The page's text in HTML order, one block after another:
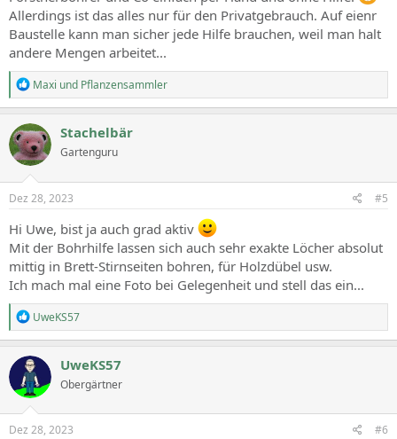
Allerdings ist das alles nur für den Privatgebrauch. Auf eienr
Baustelle kann man sicher jede Hilfe brauchen, weil man halt
andere Mengen arbeitet...
R
e
a
c
t
i
o
n
s
Maxi und Pflanzensammler
Stachelbär
Gartenguru
Dez 28, 2023 #5
Hi Uwe, bist ja auch grad aktiv
Mit der Bohrhilfe lassen sich auch sehr exakte Löcher absolut
mittig in Brett-Stirnseiten bohren, für Holzdübel usw.
Ich mach mal eine Foto bei Gelegenheit und stell das ein...
R
e
a
c
t
i
o
n
s
UweKS57
UweKS57
Obergärtner
Dez 28, 2023 #6